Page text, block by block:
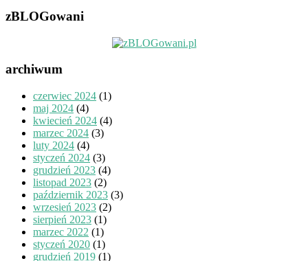
zBLOGowani
archiwum
czerwiec 2024 (1)
maj 2024 (4)
kwiecień 2024 (4)
marzec 2024 (3)
luty 2024 (4)
styczeń 2024 (3)
grudzień 2023 (4)
listopad 2023 (2)
październik 2023 (3)
wrzesień 2023 (2)
sierpień 2023 (1)
marzec 2022 (1)
styczeń 2020 (1)
grudzień 2019 (1)